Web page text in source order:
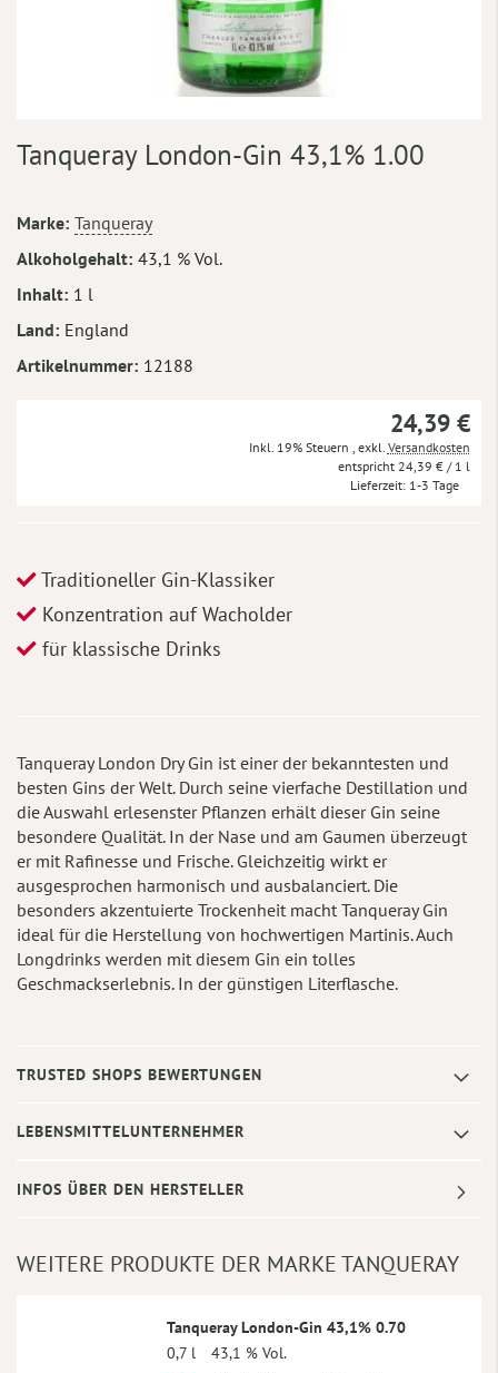
Anfang
springen
Tanqueray London-Gin 43,1% 1.00
Mehr
Informationen
Marke Tanqueray
Alkoholgehalt 43,1 % Vol.
Inhalt 1 l
Land England
Artikelnummer 12188
24,39 €
Inkl. 19% Steuern exkl. Versandkosten
24,39 € / 1 l
Lieferzeit 1-3 Tage
Traditioneller Gin-Klassiker
Konzentration auf Wacholder
für klassische Drinks
Tanqueray London Dry Gin ist einer der bekanntesten und
besten Gins der Welt. Durch seine vierfache Destillation und
die Auswahl erlesenster Pflanzen erhält dieser Gin seine
besondere Qualität. In der Nase und am Gaumen überzeugt
er mit Rafinesse und Frische. Gleichzeitig wirkt er
ausgesprochen harmonisch und ausbalanciert. Die
besonders akzentuierte Trockenheit macht Tanqueray Gin
ideal für die Herstellung von hochwertigen Martinis. Auch
Longdrinks werden mit diesem Gin ein tolles
Geschmackserlebnis. In der günstigen Literflasche.
TRUSTED SHOPS BEWERTUNGEN
LEBENSMITTELUNTERNEHMER
INFOS ÜBER DEN HERSTELLER
WEITERE PRODUKTE DER MARKE TANQUERAY
Tanqueray London-Gin 43,1% 0.70
0,7 l
43,1 % Vol.